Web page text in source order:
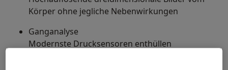
Körper ohne jegliche Nebenwirkungen
Ganganalyse
Modernste Drucksensoren enthüllen